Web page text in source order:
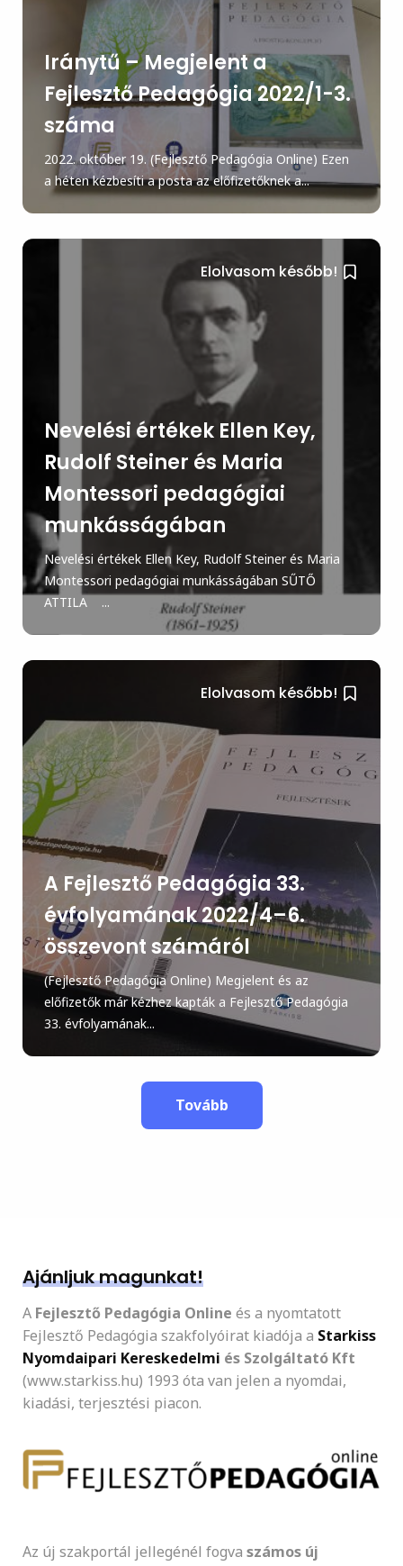
Iránytű – Megjelent a
Fejlesztő Pedagógia 2022/1-3.
száma
2022. október 19. (Fejlesztő Pedagógia Online) Ezen
a héten kézbesíti a posta az előfizetőknek a...
Elolvasom később!
Nevelési értékek Ellen Key,
Rudolf Steiner és Maria
Montessori pedagógiai
munkásságában
Nevelési értékek Ellen Key, Rudolf Steiner és Maria
Montessori pedagógiai munkásságában SŰTŐ
ATTILA ...
Elolvasom később!
A Fejlesztő Pedagógia 33.
évfolyamának 2022/4–6.
összevont számáról
(Fejlesztő Pedagógia Online) Megjelent és az
előfizetők már kézhez kapták a Fejlesztő Pedagógia
33. évfolyamának...
Tovább
Ajánljuk magunkat!
A Fejlesztő Pedagógia Online és a nyomtatott
Fejlesztő Pedagógia szakfolyóirat kiadója a Starkiss
Nyomdaipari Kereskedelmi és Szolgáltató Kft
(www.starkiss.hu) 1993 óta van jelen a nyomdai,
kiadási, terjesztési piacon.
Az új szakportál jellegénél fogva számos új